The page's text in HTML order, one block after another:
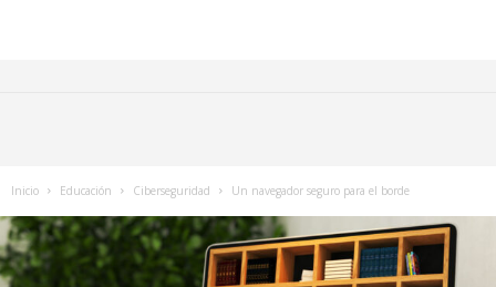
Inicio Educación Ciberseguridad Un navegador seguro para el borde